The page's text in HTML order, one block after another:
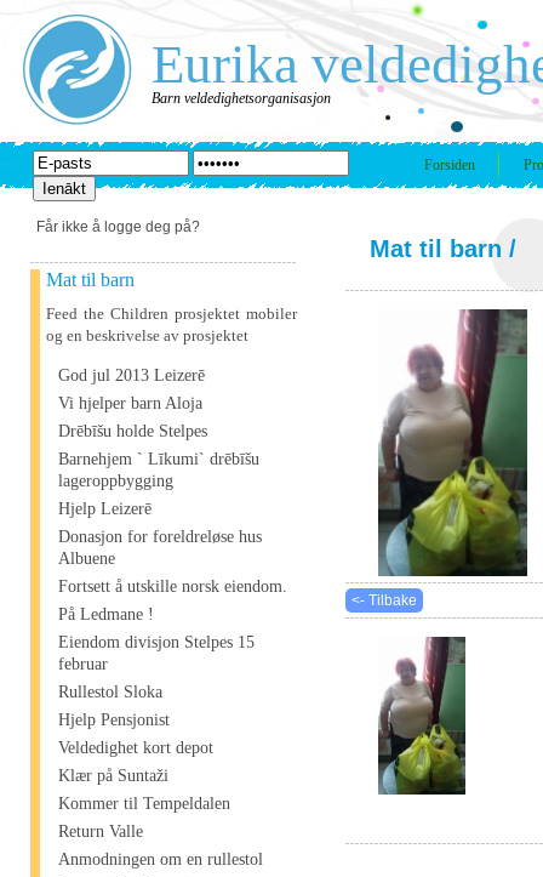
Eurika
Barn veldedighetsorganisasjon
Forsiden
Får ikke å logge deg på?
Mat til barn
Feed the Children prosjektet mobiler
og en beskrivelse av prosjektet
God jul 2013 Leizerē
Vi hjelper barn Aloja
Drēbīšu holde Stelpes
Barnehjem ` Līkumi` drēbīšu
lageroppbygging
Hjelp Leizerē
Donasjon for foreldreløse hus
Albuene
Fortsett å utskille norsk eiendom.
På Ledmane !
Eiendom divisjon Stelpes 15
februar
Rullestol Sloka
Hjelp Pensjonist
Veldedighet kort depot
Klær på Suntaži
Kommer til Tempeldalen
Return Valle
Anmodningen om en rullestol
Mat til barn /
<- Tilbake